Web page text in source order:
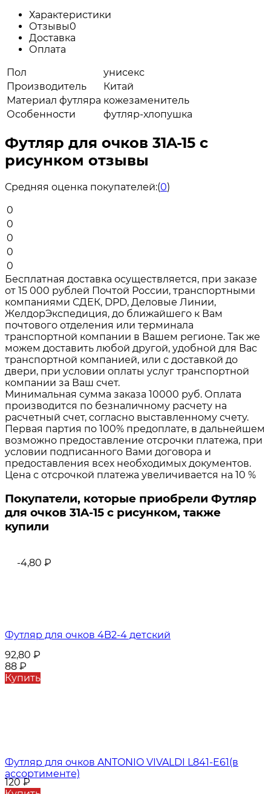
Характеристики
Отзывы0
Доставка
Оплата
Пол
унисекс
Производитель
Китай
Материал футляра кожезаменитель
Особенности
футляр-хлопушка
Футляр для очков 31A-15 с
рисунком отзывы
Средняя оценка покупателей:(0)
0
0
0
0
0
Бесплатная доставка осуществляется, при заказе
от 15 000 рублей Почтой России, транспортными
компаниями СДЕК, DPD, Деловые Линии,
ЖелдорЭкспедиция, до ближайшего к Вам
почтового отделения или терминала
транспортной компании в Вашем регионе. Так же
можем доставить любой другой, удобной для Вас
транспортной компанией, или с доставкой до
двери, при условии оплаты услуг транспортной
компании за Ваш счет.
Минимальная сумма заказа 10000 руб. Оплата
производится по безналичному расчету на
расчетный счет, согласно выставленному счету.
Первая партия по 100% предоплате, в дальнейшем
возможно предоставление отсрочки платежа, при
условии подписанного Вами договора и
предоставления всех необходимых документов.
Цена с отсрочкой платежа увеличивается на 10 %
Покупатели, которые приобрели Футляр
для очков 31A-15 с рисунком, также
купили
-4,80 ₽
Футляр для очков 4B2-4 детский
92,80 ₽
88 ₽
Купить
Футляр для очков ANTONIO VIVALDI L841-E61(в
ассортименте)
120₽